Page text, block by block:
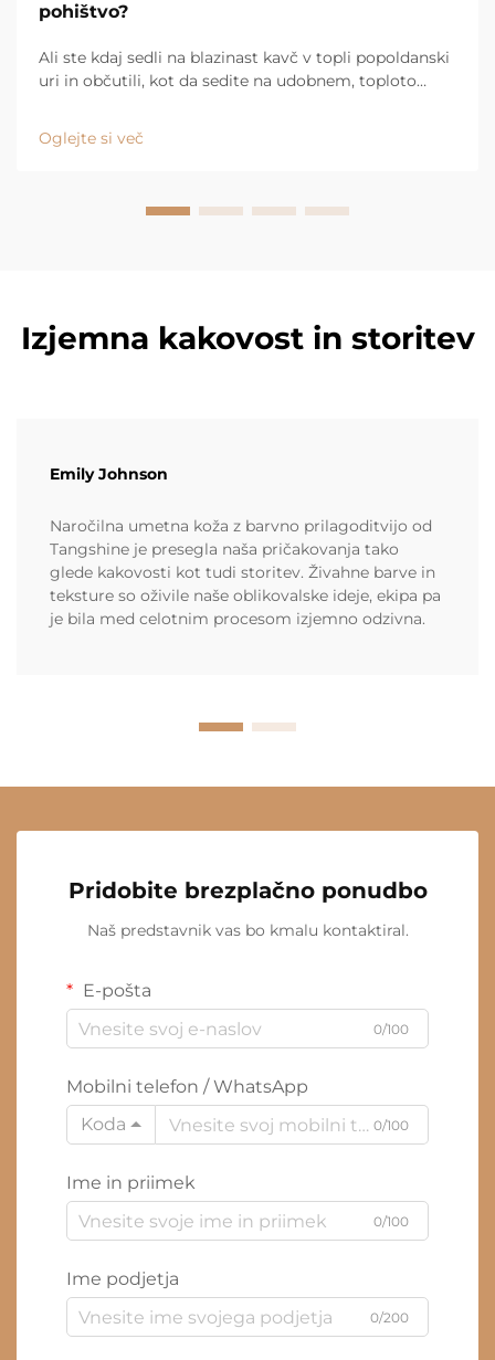
pohištvo?
Ali ste kdaj sedli na blazinast kavč v topli popoldanski
uri in občutili, kot da sedite na udobnem, toploto
kavč in se takoj počutite osveženo. Za to obstaja
razlog, in ...
Oglejte si več
Izjemna kakovost in storitev
Emily Johnson
Naročilna umetna koža z barvno prilagoditvijo od
Tangshine je presegla naša pričakovanja tako
glede kakovosti kot tudi storitev. Živahne barve in
teksture so oživile naše oblikovalske ideje, ekipa pa
je bila med celotnim procesom izjemno odzivna.
Pridobite brezplačno ponudbo
Naš predstavnik vas bo kmalu kontaktiral.
E-pošta
0/100
Mobilni telefon / WhatsApp
Koda
0/100
Ime in priimek
0/100
Ime podjetja
0/200